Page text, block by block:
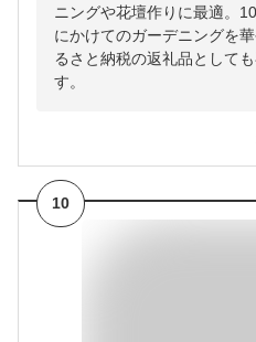
ニングや花壇作りに最適。
にかけてのガーデニングを
るさと納税の返礼品として
す。
10